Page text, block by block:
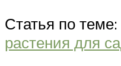
Статья по
растения для